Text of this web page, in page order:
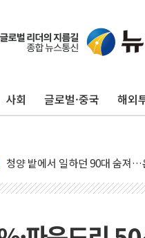
사회 글로벌·중국 해외
연일 폭염에 온열질환 사망 23
中 전방위 아파트 부양, 수도 베
동해시, 11~14일 '별똥별 멍' 운
강원 중·남부 동해안 시간당
폭염에 車 운전면허 기능시험
李대통령, 'ISA·주가누르기 방
주말 무더위·열대야 지속…내